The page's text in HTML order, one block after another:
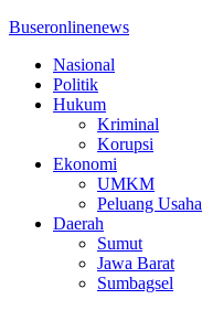
Buseronlinenews
Nasional
Politik
Hukum
Kriminal
Korupsi
Ekonomi
UMKM
Peluang Usaha
Daerah
Sumut
Jawa Barat
Sumbagsel